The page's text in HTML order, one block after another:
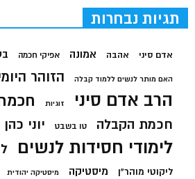
תגיות נבחרות
אדם סיני אהבה אמונה אפיקי חכמה
האם מותר לנשים ללמוד קבלה הזוהר
הרב אדם סיני זוגיות
חכמת הקבלה טו בשבט יוני כהן
לימודי חסידות לנשים
ליקוטי מוהר"ן מיסטיקה מיסטיקה יהודית